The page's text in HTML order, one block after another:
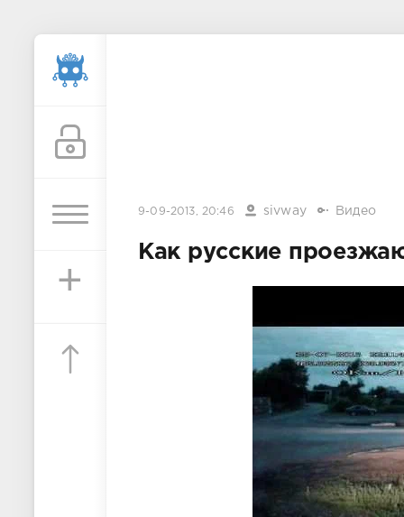
+
9-09-2013, 20:46 sivway Видео
Как русские